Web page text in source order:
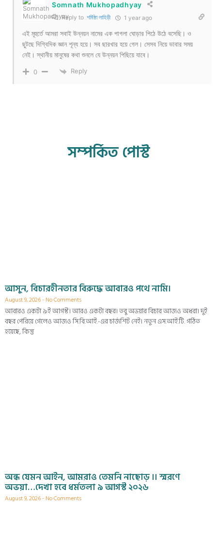
Somnath Mukhopadhyay
Reply to শর্মিষ্ঠা লাহিড়ী 1 year ago
এই মূহুর্তে আমরা সবাই উন্নয়ন নামের এক পাগলা ঘোড়ার পিঠে উঠে বসেছি। ও
ছুটছে দিগ্বিদিক জ্ঞান শূন্য হয়ে। সব ছারখার হয়ে গেল। সেসব নিয়ে ভাবার সময়
নেই। স্থানীয় মানুষের কথা শুনলে যে উন্নয়ন পিছিয়ে যাবে।
0 Reply
সম্পর্কিত পোস্ট
আসুন, বিচারহীনতার বিরুদ্ধে আবারও পথে নামি।
August 9, 2026 No Comments
আবারও একটা ৯ই আগস্ট। আরও একটা বছর। তবু অভয়ার বিচার আজও অধরা। দুই
বছর পেরিয়ে গেলেও আজও সি.বি.আই.-এর চার্জশিট নেই। নতুন এস.আই.টি. গঠিত
হয়েছে, কিন্তু
অন্ধ যেমন আইন, আমরাও তেমনি নাছোড় ।। স্মরণে
অভয়া…দেখা হবে ধর্মতলা ৯ আগস্ট ২০২৬
August 9, 2026 No Comments